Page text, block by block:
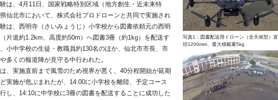
写真1：図書配送用ドローン（全天候型）直
径1200mm、最大積載量5kg
は、4月11日、国家戦略特別区域（地方創生・近未来特
仙北市において、株式会社プロドローンと共同で実施され
は、西明寺（さいみょうじ）小学校から図書依頼元の西明
片道約1.2km、高度約50m）へ図書3冊（約1kg）を配送す
小中学校の生徒・教職員約130名のほか、仙北市市長、市
多くの報道陣が見守る中行われた。
、実施直前まで風雪のため視界が悪く、40分程開始が延期
実施が危ぶまれたが、14:00に小学校を離陸、予定コース
し、14:10に中学校に3冊の図書を配送することに成功した